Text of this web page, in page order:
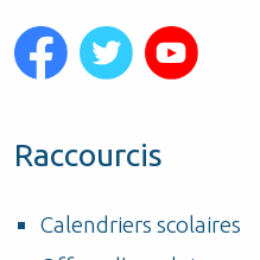
Raccourcis
Calendriers scolaires